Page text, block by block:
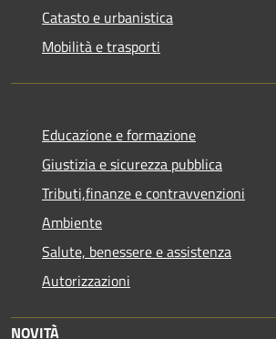
Catasto e urbanistica
Mobilità e trasporti
Educazione e formazione
Giustizia e sicurezza pubblica
Tributi,finanze e contravvenzioni
Ambiente
Salute, benessere e assistenza
Autorizzazioni
NOVITÀ